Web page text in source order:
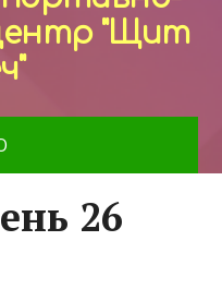
"Щит
26